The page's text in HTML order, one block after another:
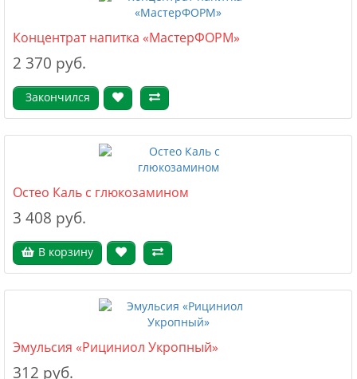
Концентрат напитка «МастерФОРМ»
2 370 руб.
Закончился
Остео Каль с глюкозамином
3 408 руб.
В корзину
Эмульсия «Рициниол Укропный»
312 руб.